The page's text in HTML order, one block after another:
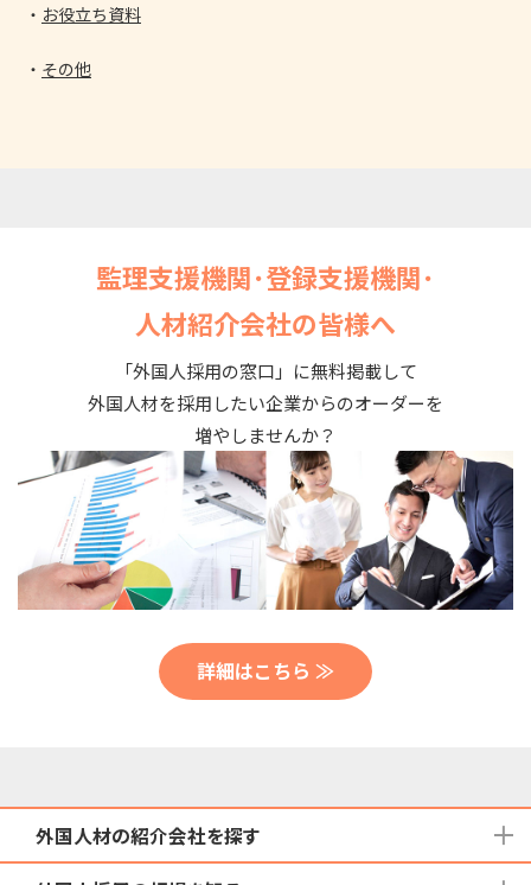
お役立ち資料
その他
監理支援機関･登録支援機関･
人材紹介会社の皆様へ
「外国人採用の窓口」に無料掲載して
外国人材を採用したい企業からのオーダーを
増やしませんか？
詳細はこちら ≫
外国人材の紹介会社を探す